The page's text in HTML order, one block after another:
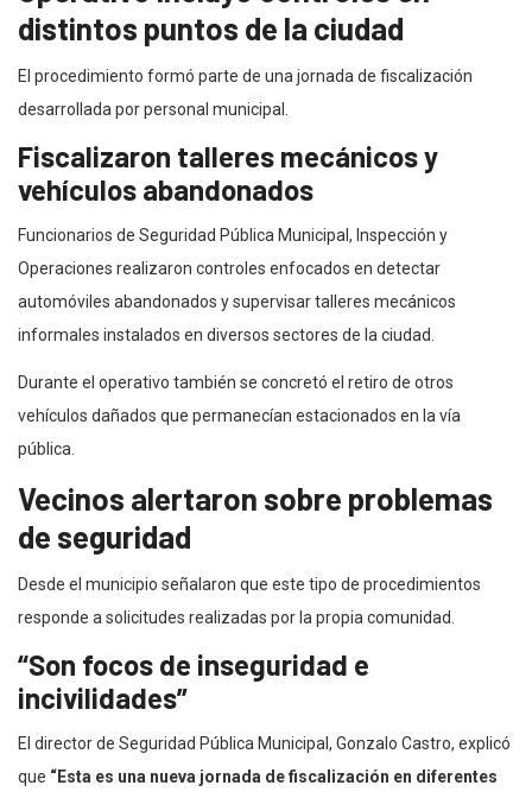
distintos puntos de la ciudad
El procedimiento formó parte de una jornada de fiscalización
desarrollada por personal municipal.
Fiscalizaron talleres mecánicos y
vehículos abandonados
Funcionarios de Seguridad Pública Municipal, Inspección y
Operaciones realizaron controles enfocados en detectar
automóviles abandonados y supervisar talleres mecánicos
informales instalados en diversos sectores de la ciudad.
Durante el operativo también se concretó el retiro de otros
vehículos dañados que permanecían estacionados en la vía
pública.
Vecinos alertaron sobre problemas
de seguridad
Desde el municipio señalaron que este tipo de procedimientos
responde a solicitudes realizadas por la propia comunidad.
“Son focos de inseguridad e
incivilidades”
El director de Seguridad Pública Municipal, Gonzalo Castro, explicó
que “Esta es una nueva jornada de fiscalización en diferentes